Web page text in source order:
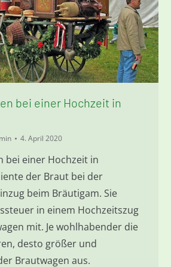
bei einer Hochzeit in
4. April 2020
bei einer Hochzeit in
der Braut bei der
beim Bräutigam. Sie
in einem Hochzeitszug
mit. Je wohlhabender die
desto größer und
Brautwagen aus.